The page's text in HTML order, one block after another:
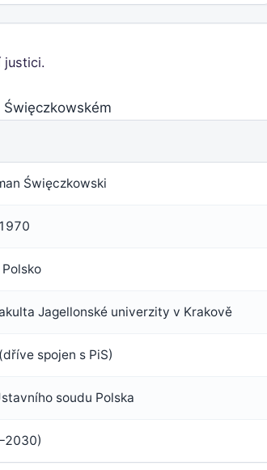
justici.
Święczkowski
Jagellonské univerzity v Krakově
spojen s PiS)
soudu Polska